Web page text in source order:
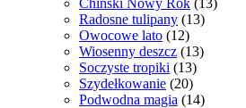
Chiński Nowy Rok (13)
Radosne tulipany (13)
Owocowe lato (12)
Wiosenny deszcz (13)
Soczyste tropiki (13)
Szydełkowanie (20)
Podwodna magia (14)